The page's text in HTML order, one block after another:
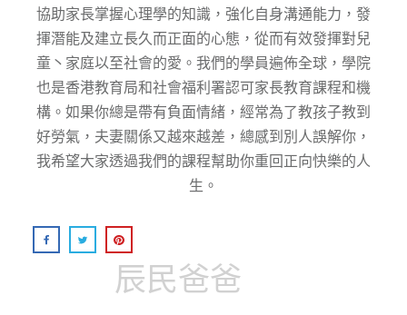
協助家⻑掌握⼼理學的知識，強化⾃身溝通能⼒，發
揮潛能及建⽴⻑久⽽正⾯的⼼態，從而有效發揮對兒
童丶家庭以至社會的愛。我們的學員遍佈全球，學院
也是香港教育局和社會福利署認可家長教育課程和機
構。如果你總是帶有負面情緒，經常為了教孩子教到
好勞氣，夫妻關係又越來越差，總感到別人誤解你，
我希望大家透過我們的課程幫助你重回正向快樂的人
生。
辰民爸爸